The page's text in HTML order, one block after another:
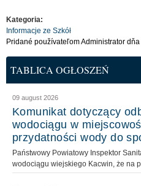
Kategoria:
Informacje ze Szkół
Pridané používateľomAdministrator dňa
TABLICA OGŁOSZEŃ
09 august 2026
Komunikat dotyczący
wodociągu w
przydatności wody do
Państwowy Powiatowy Inspektor
wodociągu wiejskiego Kacwin, że na